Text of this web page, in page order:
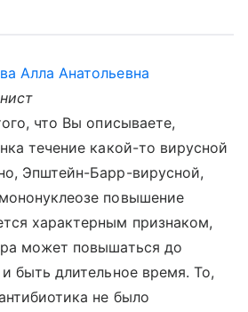
Алла Анатольевна
что Вы описываете,
течение какой-то вирусной
Эпштейн-Барр-вирусной,
повышение
характерным признаком,
может повышаться до
быть длительное время. То,
не было